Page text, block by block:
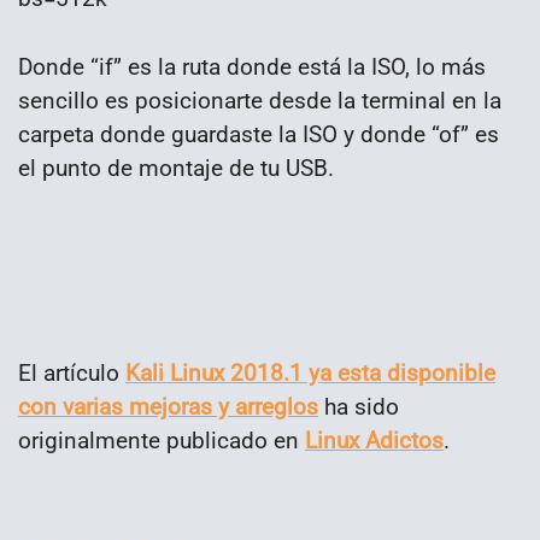
Donde “if” es la ruta donde está la ISO, lo más
sencillo es posicionarte desde la terminal en la
carpeta donde guardaste la ISO y donde “of” es
el punto de montaje de tu USB.
El artículo Kali Linux 2018.1 ya esta disponible
con varias mejoras y arreglos ha sido
originalmente publicado en Linux Adictos.